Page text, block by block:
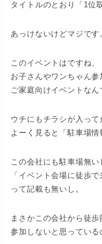
タイトルのとおり「1位
あっけないけどマジです
このイベントはですね、
お子さんやワンちゃん参
ご家庭向けイベントなん
ウチにもチラシが入って
よーく見ると「駐車場情
この会社にも駐車場無い
「イベント会場に徒歩で
って記載も無いし。
まさかこの会社から徒
参加しないと思っている